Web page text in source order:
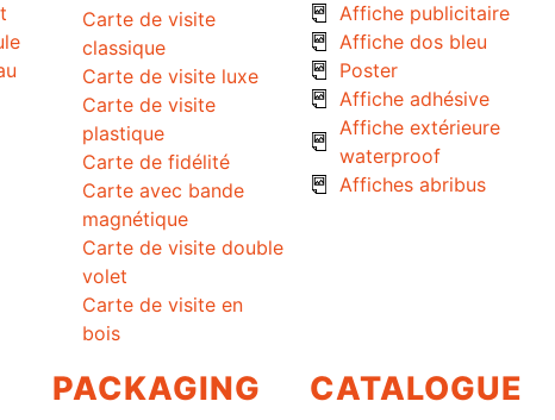
Carte de visite
classique
Carte de visite luxe
Carte de visite
plastique
Carte de fidélité
Carte avec bande
magnétique
Carte de visite double
volet
Carte de visite en
bois
Affiche publicitaire
Affiche dos bleu
Poster
Affiche adhésive
Affiche extérieure
waterproof
Affiches abribus
PACKAGING CATALOGUE